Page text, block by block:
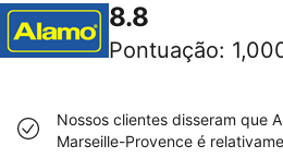
8.8
Pontuação:
Nossos clientes disseram que
Marseille-Provence é